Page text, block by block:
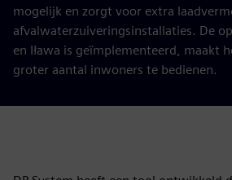
mogelijk en zorgt voor extra
afvalwaterzuiveringsinstallaties. De
en Iława is geïmplementeerd, maakt
groter aantal inwoners te bedienen.